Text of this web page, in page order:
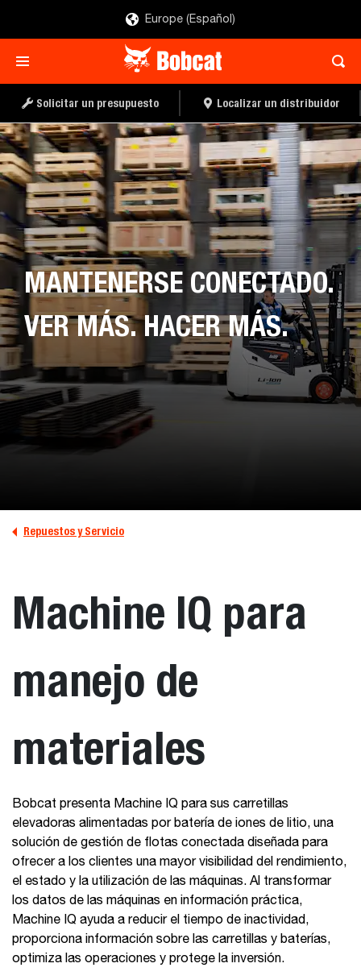
Europe (Español)
Solicitar un presupuesto Localizar un distribuidor
MANTENERSE CONECTADO.
VER MÁS. HACER MÁS.
Repuestos y Servicio
Machine IQ para
manejo de
materiales
Bobcat presenta Machine IQ para sus carretillas
elevadoras alimentadas por batería de iones de litio, una
solución de gestión de flotas conectada diseñada para
ofrecer a los clientes una mayor visibilidad del rendimiento,
el estado y la utilización de las máquinas. Al transformar
los datos de las máquinas en información práctica,
Machine IQ ayuda a reducir el tiempo de inactividad,
proporciona información sobre las carretillas y baterías,
optimiza las operaciones y protege la inversión.